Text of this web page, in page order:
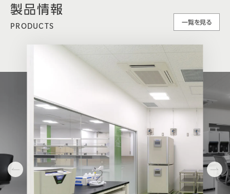
製品情報
PRODUCTS 一覧を見る